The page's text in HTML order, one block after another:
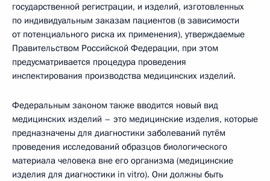
государственной регистрации, и изделий, изготовленных
по индивидуальным заказам пациентов (в зависимости
от потенциального риска их применения), утверждаемые
Правительством Российской Федерации, при этом
предусматривается процедура проведения
инспектирования производства медицинских изделий.
Федеральным законом также вводится новый вид
медицинских изделий – это медицинские изделия, которые
предназначены для диагностики заболеваний путём
проведения исследований образцов биологического
материала человека вне его организма (медицинские
изделия для диагностики in vitro). Они должны быть